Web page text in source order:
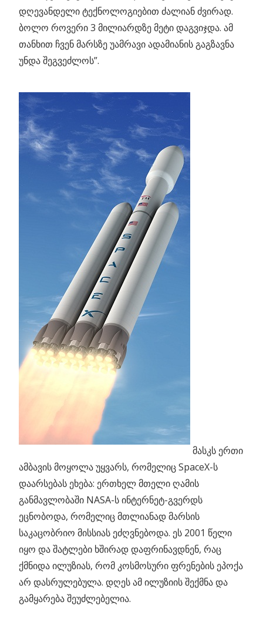
დღევანდელი ტექნოლოგიებით ძალიან ძვირად.
ბოლო როვერი 3 მილიარდზე მეტი დაგვიჯდა. ამ
თანხით ჩვენ მარსზე უამრავი ადამიანის გაგზავნა
უნდა შეგვეძლოს”.
მასკს ერთი
ამბავის მოყოლა უყვარს, რომელიც SpaceX-ს
დაარსებას ეხება: ერთხელ მთელი ღამის
განმავლობაში NASA-ს ინტერნეტ-გვერდს
ეცნობოდა, რომელიც მთლიანად მარსის
საკაცობრიო მისსიას ეძღვნებოდა. ეს 2001 წელი
იყო და შატლები ხშირად დაფრინავდნენ, რაც
ქმნიდა ილუზიას, რომ კოსმოსური ფრენების ეპოქა
არ დასრულებულა. დღეს ამ ილუზიის შექმნა და
გამყარება შეუძლებელია.